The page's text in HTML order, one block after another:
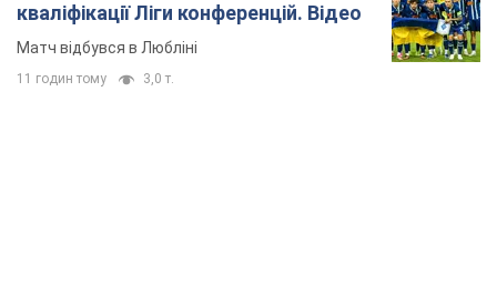
кваліфікації Ліги конференцій. Відео
Матч відбувся в Любліні
11 годин тому 3,0 т.